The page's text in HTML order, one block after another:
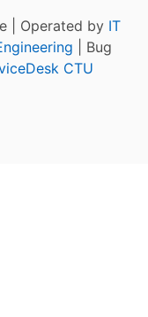
| Operated by IT
| Bug
CTU